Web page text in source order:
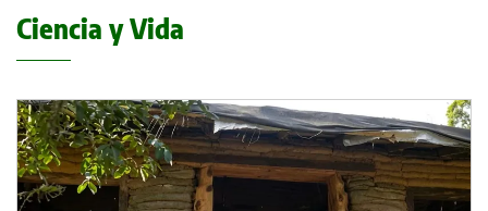
Ciencia y Vida